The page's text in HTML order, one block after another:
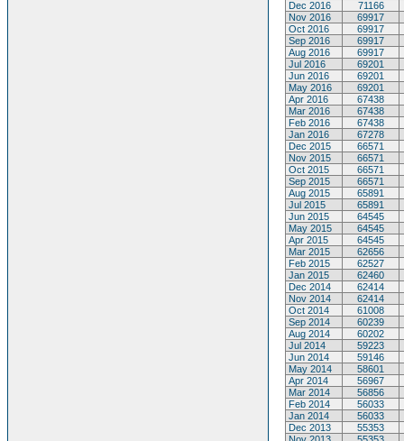
Dec 2016
71166
Nov 2016
69917
Oct 2016
69917
Sep 2016
69917
Aug 2016
69917
Jul 2016
69201
Jun 2016
69201
May 2016
69201
Apr 2016
67438
Mar 2016
67438
Feb 2016
67438
Jan 2016
67278
Dec 2015
66571
Nov 2015
66571
Oct 2015
66571
Sep 2015
66571
Aug 2015
65891
Jul 2015
65891
Jun 2015
64545
May 2015
64545
Apr 2015
64545
Mar 2015
62656
Feb 2015
62527
Jan 2015
62460
Dec 2014
62414
Nov 2014
62414
Oct 2014
61008
Sep 2014
60239
Aug 2014
60202
Jul 2014
59223
Jun 2014
59146
May 2014
58601
Apr 2014
56967
Mar 2014
56856
Feb 2014
56033
Jan 2014
56033
Dec 2013
55353